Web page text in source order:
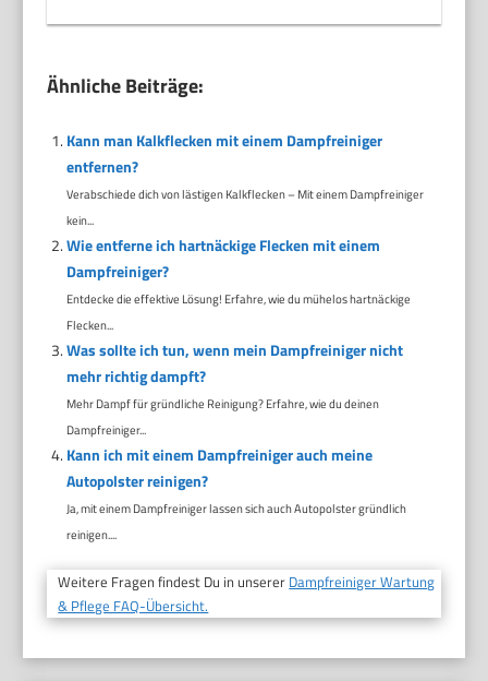
Ähnliche Beiträge:
Kann man Kalkflecken mit einem Dampfreiniger
entfernen?
Verabschiede dich von lästigen Kalkflecken – Mit einem Dampfreiniger
kein...
Wie entferne ich hartnäckige Flecken mit einem
Dampfreiniger?
Entdecke die effektive Lösung! Erfahre, wie du mühelos hartnäckige
Flecken...
Was sollte ich tun, wenn mein Dampfreiniger nicht
mehr richtig dampft?
Mehr Dampf für gründliche Reinigung? Erfahre, wie du deinen
Dampfreiniger...
Kann ich mit einem Dampfreiniger auch meine
Autopolster reinigen?
Ja, mit einem Dampfreiniger lassen sich auch Autopolster gründlich
reinigen....
Weitere Fragen findest Du in unserer Dampfreiniger Wartung
& Pflege FAQ-Übersicht.